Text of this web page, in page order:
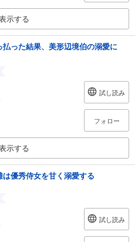
示する
った結果、美形辺境伯の溺愛に
試し読み
フォロー
示する
は優秀侍女を甘く溺愛する
試し読み